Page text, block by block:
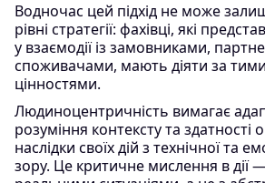
Водночас цей підхід не може
рівні стратегії: фахівці, які
у взаємодії із замовниками,
споживачами, мають діяти за
цінностями.
Людиноцентричність вимагає
розуміння контексту та здатності
наслідки своїх дій з технічної та
зору. Це критичне мислення в дії